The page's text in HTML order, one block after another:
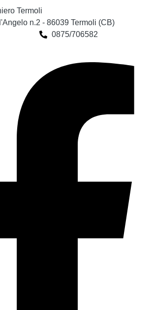
Termoli
n.2 - 86039 Termoli (CB)
0875/706582